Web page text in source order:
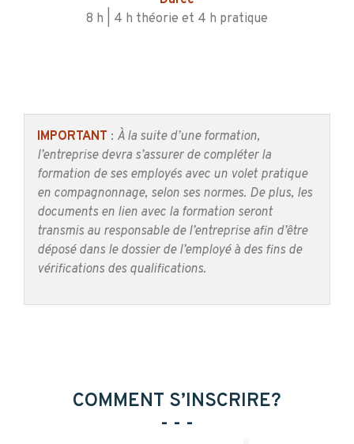
8 h | 4 h théorie et 4 h pratique
IMPORTANT : À la suite d’une formation,
l’entreprise devra s’assurer de compléter la
formation de ses employés avec un volet pratique
en compagnonnage, selon ses normes. De plus, les
documents en lien avec la formation seront
transmis au responsable de l’entreprise afin d’être
déposé dans le dossier de l’employé à des fins de
vérifications des qualifications.
COMMENT S’INSCRIRE?
- - -